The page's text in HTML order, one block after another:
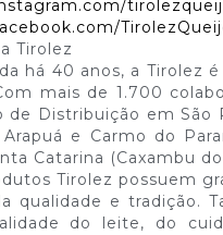
Tirolez
há 40 anos, a Tirolez
mais de 1.700
de Distribuição em São
Arapuá e Carmo do
Catarina (Caxambu do
Tirolez possuem
qualidade e tradição.
do leite, do